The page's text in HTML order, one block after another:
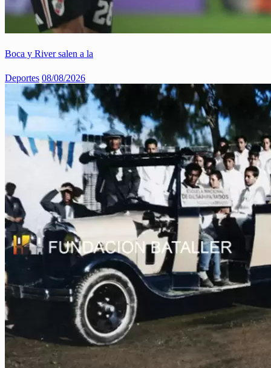
Boca y River salen a la
Deportes 08/08/2026